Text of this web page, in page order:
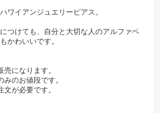
ワイアンジュエリーピアス。
つけても、自分と大切な人のアルファベ
かわいいです。
になります。
のお値段です。
が必要です。